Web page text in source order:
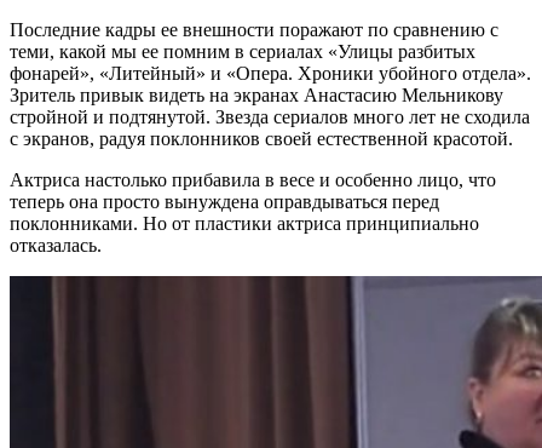
Последние кадры ее внешности поражают по сравнению с
теми, какой мы ее помним в сериалах «Улицы разбитых
фонарей», «Литейный» и «Опера. Хроники убойного отдела».
Зритель привык видеть на экранах Анастасию Мельникову
стройной и подтянутой. Звезда сериалов много лет не сходила
с экранов, радуя поклонников своей естественной красотой.
Актриса настолько прибавила в весе и особенно лицо, что
теперь она просто вынуждена оправдываться перед
поклонниками. Но от пластики актриса принципиально
отказалась.